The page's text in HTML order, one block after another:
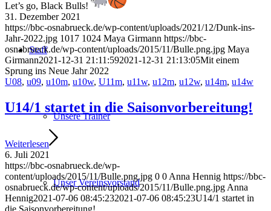
Staff
Unsere Trainer
Unser Vereinsvorstand
Let’s go, Black Bulls!
31. Dezember 2021
https://bbc-osnabrueck.de/wp-content/uploads/2021/12/Dunk-ins-
Jahr-2022.jpg 1017 1024 Maya Girmann https://bbc-
osnabrueck.de/wp-content/uploads/2015/11/Bulle.png.jpg Maya
Girmann2021-12-31 21:11:592021-12-31 21:13:05Mit einem
Sprung ins Neue Jahr 2022
U08, u09, u10m, u10w, U11m, u11w, u12m, u12w, u14m, u14w
U14/1 startet in die Saisonvorbereitung!
Weiterlesen
6. Juli 2021
https://bbc-osnabrueck.de/wp-
content/uploads/2015/11/Bulle.png.jpg 0 0 Anna Hennig https://bbc-
osnabrueck.de/wp-content/uploads/2015/11/Bulle.png.jpg Anna
Hennig2021-07-06 08:45:232021-07-06 08:45:23U14/1 startet in
die Saisonvorbereitung!